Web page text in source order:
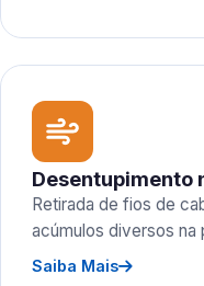
Desentupimento
Retirada de fios de
acúmulos diversos na
Saiba Mais